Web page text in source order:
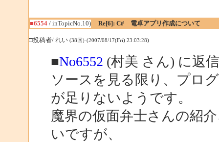
■6554/ inTopicNo.10) Re[6]: C# 電卓アプリ作成について
□投稿者/ れい (38回)-(2007/08/17(Fri) 23:03:28)
■No6552 (村美 さん) に返信
ソースを見る限り、プロ
が足りないようです。
魔界の仮面弁士さんの紹
いですが、